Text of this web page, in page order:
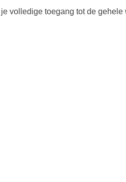
volledige toegang tot de